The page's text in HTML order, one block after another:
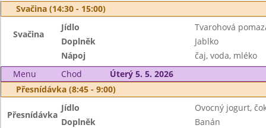
Svačina (14:30 - 15:00)
Svačina
Jídlo
Tvarohová
Doplněk
Jablko
Nápoj
čaj, voda, mléko
Menu
Chod
Úterý 5. 5. 2026
Přesnídávka (8:45 - 9:00)
Přesnídávka
Jídlo
Ovocný jogurt,
Doplněk
Banán